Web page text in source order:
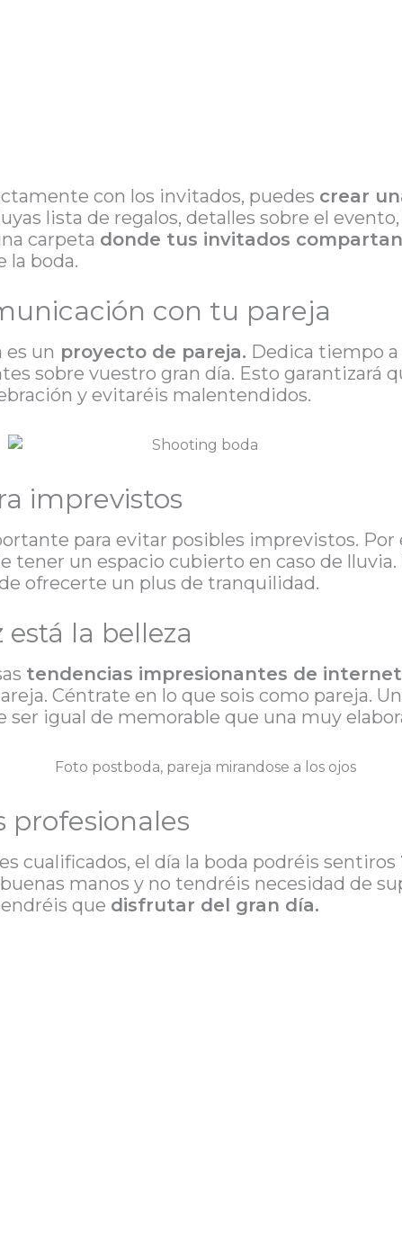
con los invitados, puedes crear
lista de regalos, detalles sobre el
carpeta donde tus invitados
la boda.
con tu pareja
es un proyecto de pareja. Dedica tiempo
sobre vuestro gran día. Esto garantizará
y evitaréis malentendidos.
imprevistos
para evitar posibles imprevistos. Por
tener un espacio cubierto en caso de lluvia.
ofrecerte un plus de tranquilidad.
está la belleza
tendencias impresionantes de internet
Céntrate en lo que sois como pareja.
ser igual de memorable que una muy
profesionales
cualificados, el día la boda podréis sentiros
manos y no tendréis necesidad de
que disfrutar del gran día.